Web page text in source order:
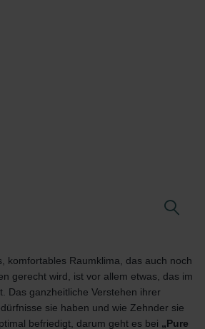
komfortables Raumklima, das auch noch
gerecht wird, ist vor allem etwas, das im
Das ganzheitliche Verstehen ihrer
sie haben und wie Zehnder sie
befriedigt, darum geht es bei „Pure